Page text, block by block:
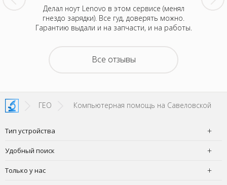
за
Делал ноут Lenovo в этом сервисе (менял
гнездо зарядки). Все гуд, доверять можно.
Гарантию выдали и на запчасти, и на работы.
Была
не
зато
Все отзывы
ГЕО Компьютерная помощь на Савеловской
Тип устройства
Удобный поиск
Только у нас